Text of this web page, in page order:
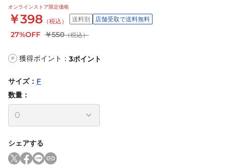
オンラインストア限定価格
￥398 （税込） 送料別 店舗受取で送料無料
27%OFF ￥550（税込）
P 獲得ポイント： 3ポイント
サイズ： F
数量：
シェアする